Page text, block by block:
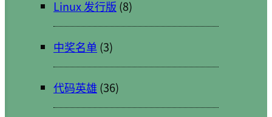
Linux 发行版 (8)
中奖名单 (3)
代码英雄 (36)